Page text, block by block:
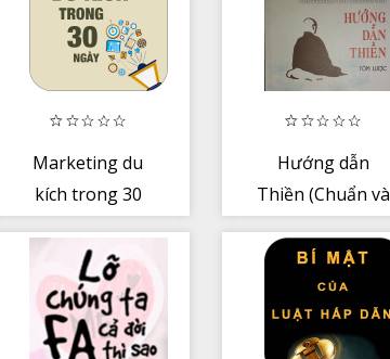
Marketing du
kích trong 30
Hướng dẫn
Thiền (Chuẩn và